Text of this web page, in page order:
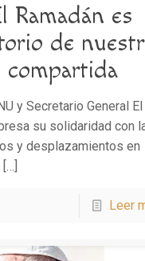
Ramadán es
de
compartida
y Secretario General El
su solidaridad con
y desplazamientos en
[…]
Leer